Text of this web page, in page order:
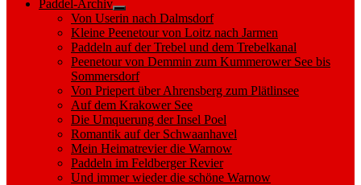
Paddel-Archiv
Show
sub
menu
Von Userin nach Dalmsdorf
Kleine Peenetour von Loitz nach Jarmen
Paddeln auf der Trebel und dem Trebelkanal
Peenetour von Demmin zum Kummerower See bis
Sommersdorf
Von Priepert über Ahrensberg zum Plätlinsee
Auf dem Krakower See
Die Umquerung der Insel Poel
Romantik auf der Schwaanhavel
Mein Heimatrevier die Warnow
Paddeln im Feldberger Revier
Und immer wieder die schöne Warnow